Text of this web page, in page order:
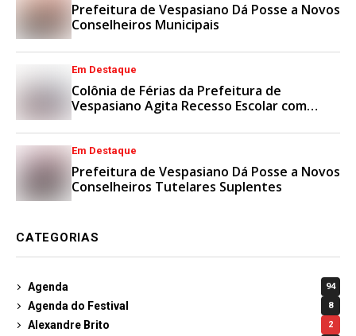
Prefeitura de Vespasiano Dá Posse a Novos
Conselheiros Municipais
Em Destaque
Colônia de Férias da Prefeitura de
Vespasiano Agita Recesso Escolar com
Em Destaque
Prefeitura de Vespasiano Dá Posse a Novos
Conselheiros Tutelares Suplentes
CATEGORIAS
Agenda 94
Agenda do Festival 8
Alexandre Brito 2